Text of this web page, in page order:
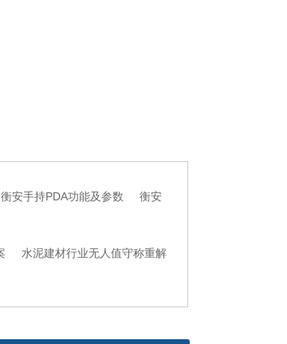
衡安手持PDA功能及参数
衡安
水泥建材行业无人值守称重解